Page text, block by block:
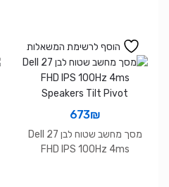
הוסף לרשימת המשאלות
673₪
מסך מחשב שטוח לבן Dell 27
FHD IPS 100Hz 4ms